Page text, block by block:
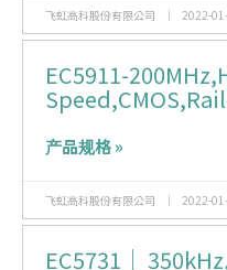
飞虹高科股份有限公司 2022-
EC5911-
产品规格 »
飞虹高科股份有限公司 2022-
EC5731｜